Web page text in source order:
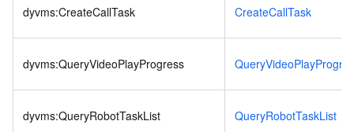
dyvms:CreateCallTask CreateCallTask
dyvms:QueryVideoPlayProgress
dyvms:QueryRobotTaskList QueryRobotTaskList